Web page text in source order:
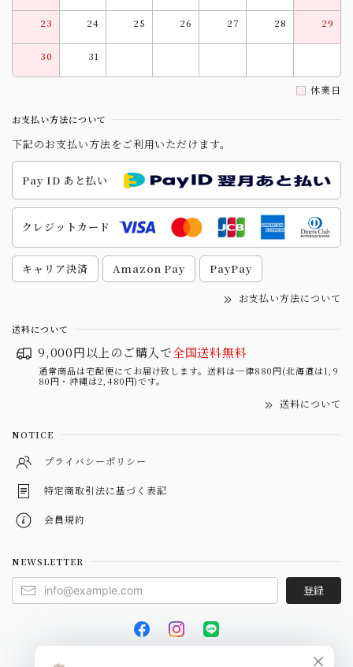
23 24 25 26 27 28 29
30 31
休業日
お支払い方法について
下記のお支払い方法をご利用いただけます。
Pay ID あと払い
クレジットカード
キャリア決済 Amazon Pay PayPay
お支払い方法について
送料について
9,000円以上のご購入で全国送料無料
通常商品は宅配便にてお届け致します。送料は一律880円(北海道は1,9
80円・沖縄は2,480円)です。
送料について
NOTICE
プライバシーポリシー
特定商取引法に基づく表記
会員規約
NEWSLETTER
登録